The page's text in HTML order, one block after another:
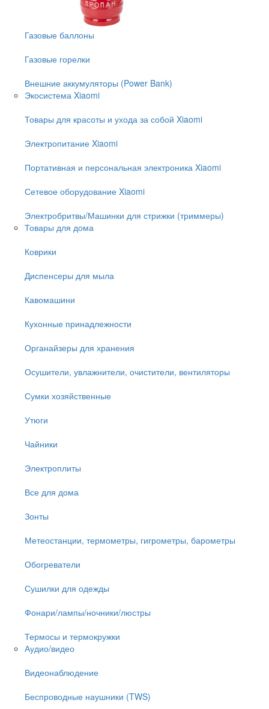
Газовые баллоны
Газовые горелки
Внешние аккумуляторы (Power Bank)
Экосистема Xiaomi
Товары для красоты и ухода за собой Xiaomi
Электропитание Xiaomi
Портативная и персональная электроника Xiaomi
Сетевое оборудование Xiaomi
Электробритвы/Машинки для стрижки (триммеры)
Товары для дома
Коврики
Диспенсеры для мыла
Кавомашини
Кухонные принадлежности
Органайзеры для хранения
Осушители, увлажнители, очистители, вентиляторы
Сумки хозяйственные
Утюги
Чайники
Электроплиты
Все для дома
Зонты
Метеостанции, термометры, гигрометры, барометры
Обогреватели
Сушилки для одежды
Фонари/лампы/ночники/люстры
Термосы и термокружки
Аудио/видео
Видеонаблюдение
Беспроводные наушники (TWS)